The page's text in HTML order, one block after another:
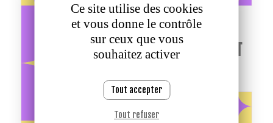
Ce site utilise des cookies
et vous donne le contrôle
sur ceux que vous
souhaitez activer
Tout accepter
Tout refuser